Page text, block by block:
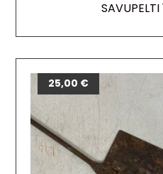
SAVUPELTI
25,00 €